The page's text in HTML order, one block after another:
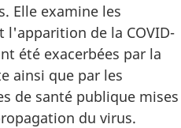
Elle examine les
l'apparition de la COVID-
été exacerbées par la
ainsi que par les
de santé publique mises
du virus.